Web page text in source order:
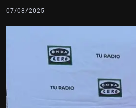
07/08/2025